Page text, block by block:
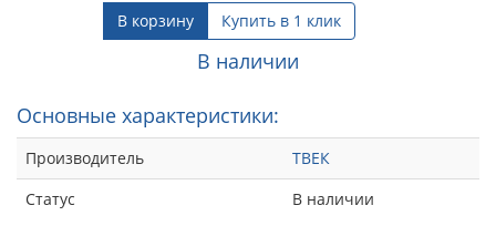
В корзину Купить в 1 клик
В наличии
Основные характеристики:
Производитель
ТВЕК
Статус
В наличии